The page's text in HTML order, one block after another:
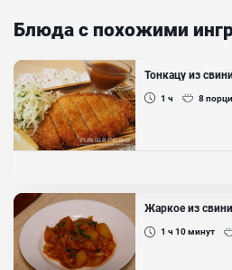
Блюда с похожими
Тонкацу из
1 ч 8
Тонкацу - в переводе с японского
котлета", на самом деле это
прожаренная во фритюре. Для тех, кто
есть более диетическая версия,
духовке. В ресторанах к данному блюду
и мисо-суп. Тонкацу в Японии уважают
суши темпура....
Жаркое из
1 ч 10минут